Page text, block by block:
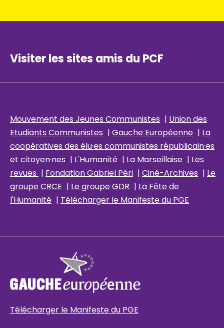
Visiter les sites amis du PCF
Mouvement des Jeunes Communistes | Union des
Etudiants Communistes | Gauche Européenne | La
coopératives des élu·es communistes républicain·es
et citoyen·nes | L'Humanité | La Marseillaise | Les
revues | Fondation Gabriel Péri | Ciné-Archives | Le
groupe CRCE | Le groupe GDR | La Fête de
l'Humanité | Télécharger le Manifeste du PGE
Télécharger le Manifeste du PGE